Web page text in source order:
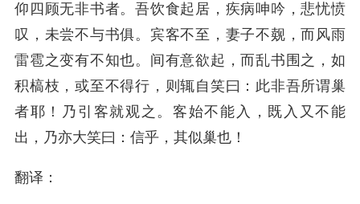
仰四顾无非书者。吾饮食起居，疾病呻吟，悲忧愤
叹，未尝不与书俱。宾客不至，妻子不觌，而风雨
雷雹之变有不知也。间有意欲起，而乱书围之，如
积槁枝，或至不得行，则辄自笑曰：此非吾所谓巢
者耶！乃引客就观之。客始不能入，既入又不能
出，乃亦大笑曰：信乎，其似巢也！
翻译：